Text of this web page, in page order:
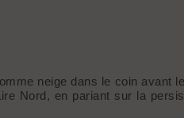
neige dans le coin avant
Nord, en pariant sur la